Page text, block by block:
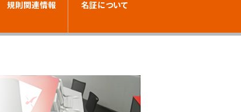
規則関連情報 名証について